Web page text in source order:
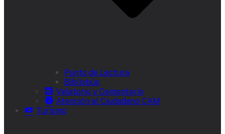
Punto de Lectura
Bibliobús
Velatorio y Cementerio
Atención al Ciudadano CAM
Turismo